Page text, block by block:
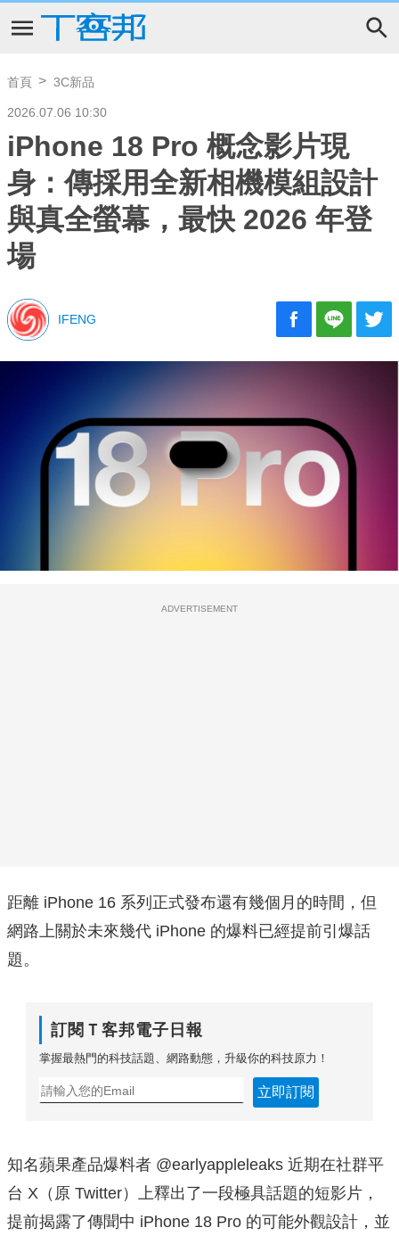
首頁 3C新品
2026.07.06 10:30
iPhone 18 Pro 概念影片現
身：傳採用全新相機模組設計
與真全螢幕，最快 2026 年登
場
IFENG
ADVERTISEMENT
距離 iPhone 16 系列正式發布還有幾個月的時間，但
網路上關於未來幾代 iPhone 的爆料已經提前引爆話
題。
訂閱Ｔ客邦電子日報
掌握最熱門的科技話題、網路動態，升級你的科技原力！
立即訂閱
知名蘋果產品爆料者 @earlyappleleaks 近期在社群平
台 X（原 Twitter）上釋出了一段極具話題的短影片，
提前揭露了傳聞中 iPhone 18 Pro 的可能外觀設計，並